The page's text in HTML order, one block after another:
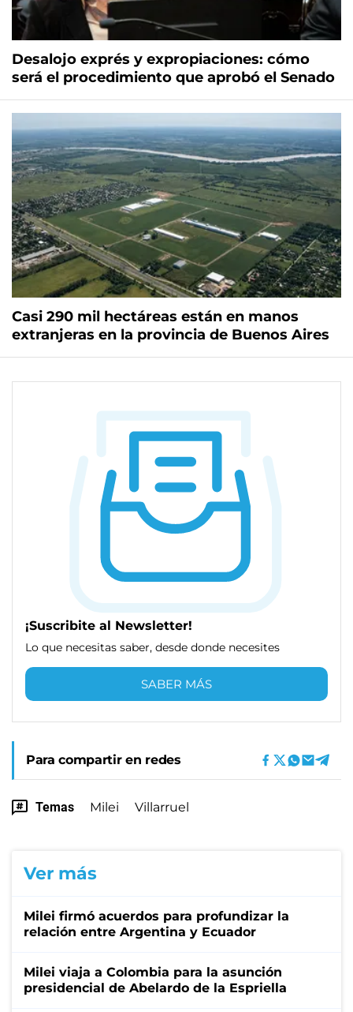
Desalojo exprés y expropiaciones: cómo
será el procedimiento que aprobó el Senado
Casi 290 mil hectáreas están en manos
extranjeras en la provincia de Buenos Aires
¡Suscribite al Newsletter!
Lo que necesitas saber, desde donde necesites
SABER MÁS
Para compartir en redes
Temas Milei Villarruel
Ver más
Milei firmó acuerdos para profundizar la
relación entre Argentina y Ecuador
Milei viaja a Colombia para la asunción
presidencial de Abelardo de la Espriella